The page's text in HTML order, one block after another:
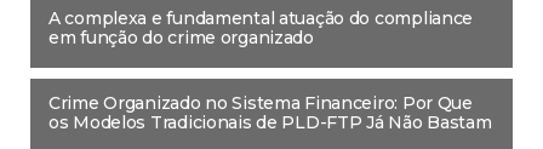
A complexa e fundamental atuação do compliance
em função do crime organizado
Crime Organizado no Sistema Financeiro: Por Que
os Modelos Tradicionais de PLD-FTP Já Não Bastam